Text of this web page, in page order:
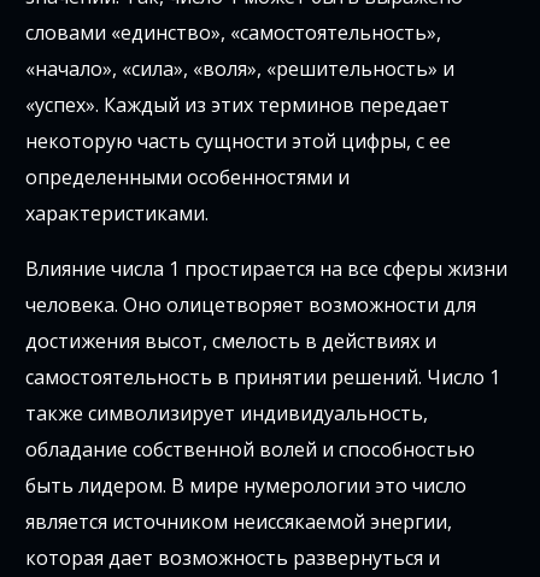
словами «единство», «самостоятельность»,
«начало», «сила», «воля», «решительность» и
«успех». Каждый из этих терминов передает
некоторую часть сущности этой цифры, с ее
определенными особенностями и
характеристиками.
Влияние числа 1 простирается на все сферы жизни
человека. Оно олицетворяет возможности для
достижения высот, смелость в действиях и
самостоятельность в принятии решений. Число 1
также символизирует индивидуальность,
обладание собственной волей и способностью
быть лидером. В мире нумерологии это число
является источником неиссякаемой энергии,
которая дает возможность развернуться и